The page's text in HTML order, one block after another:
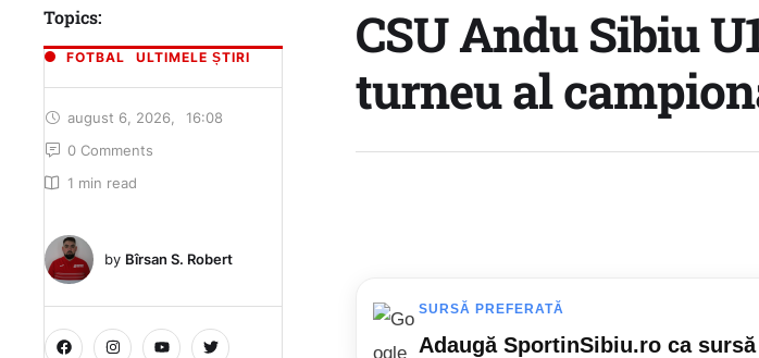
Topics:
FOTBAL ULTIMELE ȘTIRI
august 6, 2026
16:08
0 Comments
1 min read
by Bîrsan S. Robert
CSU Andu Sibiu
turneu al
SURSĂ PREFERATĂ
Adaugă SportinSibiu.ro ca